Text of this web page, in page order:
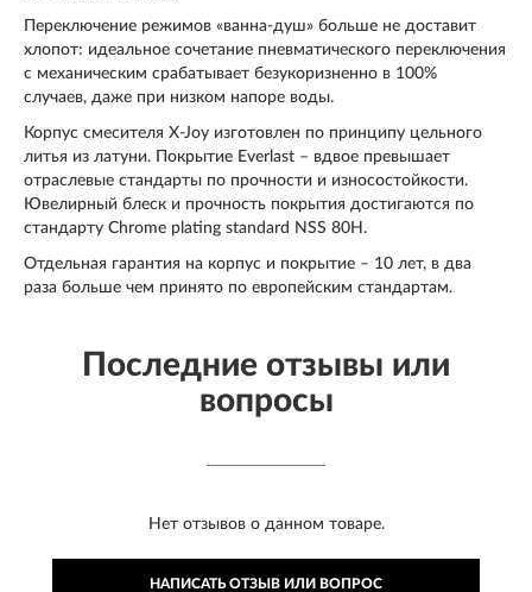
Переключение режимов «ванна-душ» больше не доставит
хлопот: идеальное сочетание пневматического переключения
с механическим срабатывает безукоризненно в 100%
случаев, даже при низком напоре воды.
Корпус смесителя X-Joy изготовлен по принципу цельного
литья из латуни. Покрытие Everlast – вдвое превышает
отраслевые стандарты по прочности и износостойкости.
Ювелирный блеск и прочность покрытия достигаются по
стандарту Chrome plating standard NSS 80H.
Отдельная гарантия на корпус и покрытие – 10 лет, в два
раза больше чем принято по европейским стандартам.
Последние отзывы или
вопросы
Нет отзывов о данном товаре.
НАПИСАТЬ ОТЗЫВ ИЛИ ВОПРОС